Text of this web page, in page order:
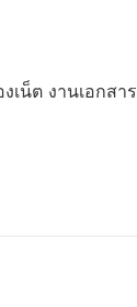
เน็ต งานเอกสาร